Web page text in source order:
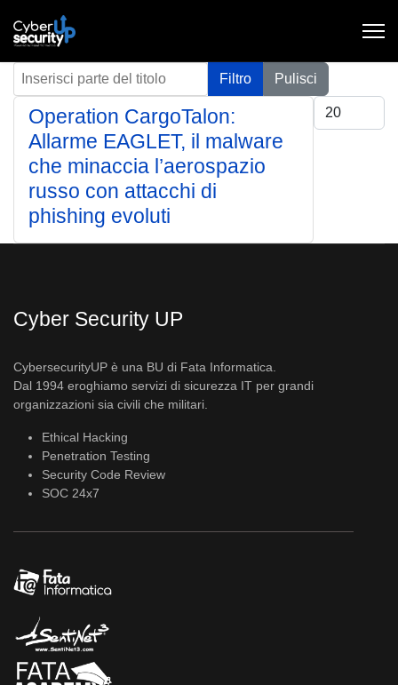
Inserisci parte del titolo Filtro
Pulisci
Visualizza #
Operation CargoTalon:
Allarme EAGLET, il malware
che minaccia l’aerospazio
russo con attacchi di
phishing evoluti
Cyber Security UP
CybersecurityUP è una BU di Fata Informatica.
Dal 1994 eroghiamo servizi di sicurezza IT per grandi
organizzazioni sia civili che militari.
Ethical Hacking
Penetration Testing
Security Code Review
SOC 24x7